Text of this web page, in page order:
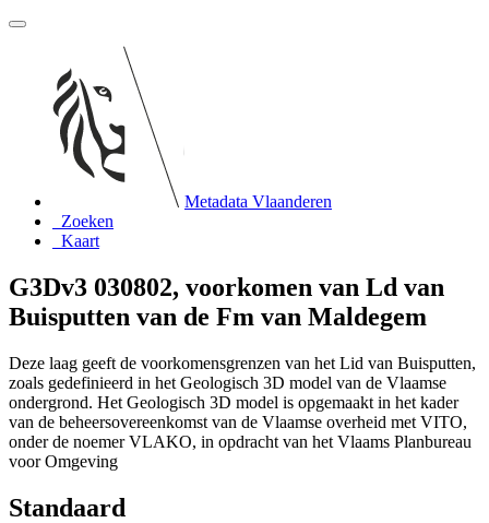
Metadata Vlaanderen
Zoeken
Kaart
G3Dv3 030802, voorkomen van Ld van
Buisputten van de Fm van Maldegem
Deze laag geeft de voorkomensgrenzen van het Lid van Buisputten,
zoals gedefinieerd in het Geologisch 3D model van de Vlaamse
ondergrond. Het Geologisch 3D model is opgemaakt in het kader
van de beheersovereenkomst van de Vlaamse overheid met VITO,
onder de noemer VLAKO, in opdracht van het Vlaams Planbureau
voor Omgeving
Standaard